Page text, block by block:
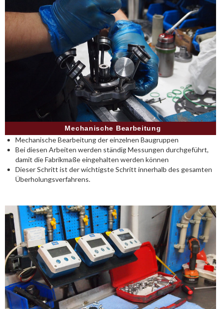
Mechanische Bearbeitung
Mechanische Bearbeitung der einzelnen Baugruppen
Bei diesen Arbeiten werden ständig Messungen durchgeführt,
damit die Fabrikmaße eingehalten werden können
Dieser Schritt ist der wichtigste Schritt innerhalb des gesamten
Überholungsverfahrens.